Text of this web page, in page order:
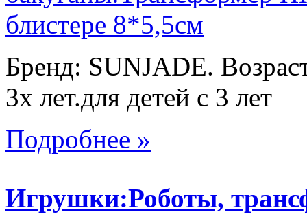
Бренд: SUNJADE.
3х лет.для детей с 3 лет
Подробнее »
Игрушки:Роботы,